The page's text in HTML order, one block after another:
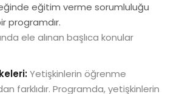
eğitim verme sorumluluğu
programdır.
ele alınan başlıca konular
Yetişkinlerin öğrenme
farklıdır. Programda, yetişkinlerin